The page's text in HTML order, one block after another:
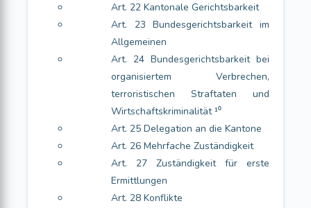
Art. 22 Kantonale Gerichtsbarkeit
Art. 23 Bundesgerichtsbarkeit im
Allgemeinen
Art. 24 Bundesgerichtsbarkeit bei
organisiertem Verbrechen,
terroristischen Straftaten und
Wirtschaftskriminalität ¹⁰
Art. 25 Delegation an die Kantone
Art. 26 Mehrfache Zuständigkeit
Art. 27 Zuständigkeit für erste
Ermittlungen
Art. 28 Konflikte